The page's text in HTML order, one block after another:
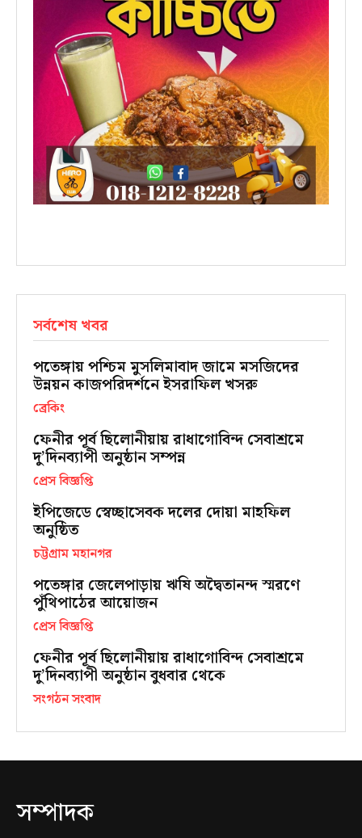
সর্বশেষ খবর
পতেঙ্গায় পশ্চিম মুসলিমাবাদ জামে মসজিদের
উন্নয়ন কাজপরিদর্শনে ইসরাফিল খসরু
ব্রেকিং
ফেনীর পূর্ব ছিলোনীয়ায় রাধাগোবিন্দ সেবাশ্রমে
দু’দিনব্যাপী অনুষ্ঠান সম্পন্ন
প্রেস বিজ্ঞপ্তি
ইপিজেডে স্বেচ্ছাসেবক দলের দোয়া মাহফিল
অনুষ্ঠিত
চট্টগ্রাম মহানগর
পতেঙ্গার জেলেপাড়ায় ঋষি অদ্বৈতানন্দ স্মরণে
পুঁথিপাঠের আয়োজন
প্রেস বিজ্ঞপ্তি
ফেনীর পূর্ব ছিলোনীয়ায় রাধাগোবিন্দ সেবাশ্রমে
দু’দিনব্যাপী অনুষ্ঠান বুধবার থেকে
সংগঠন সংবাদ
সম্পাদক